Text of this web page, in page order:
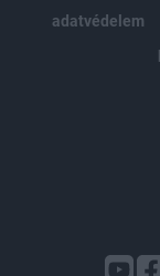
adatvédelem